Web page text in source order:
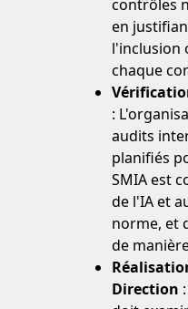
contrôles
en
l'inclusion
chaque
:
audits
planifiés
SMIA est
de l'IA et
norme, et
de
Direction